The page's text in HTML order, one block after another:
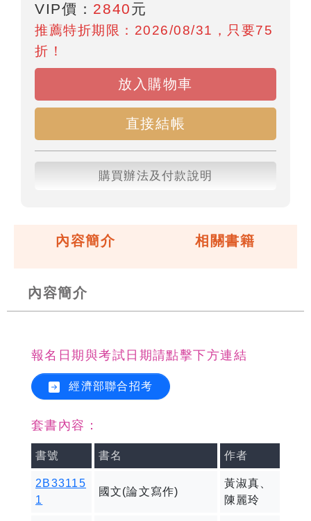
VIP價： 2840元
推薦特折期限：2026/08/31，只要75
折！
放入購物車
直接結帳
購買辦法及付款說明
內容簡介 相關書籍
內容簡介
報名日期與考試日期請點擊下方連結
經濟部聯合招考
套書內容：
書號 書名 作者
2B33115
1
國文(論文寫作)
黃淑真、
陳麗玲